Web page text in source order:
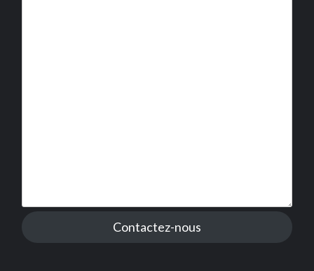
Contactez-nous